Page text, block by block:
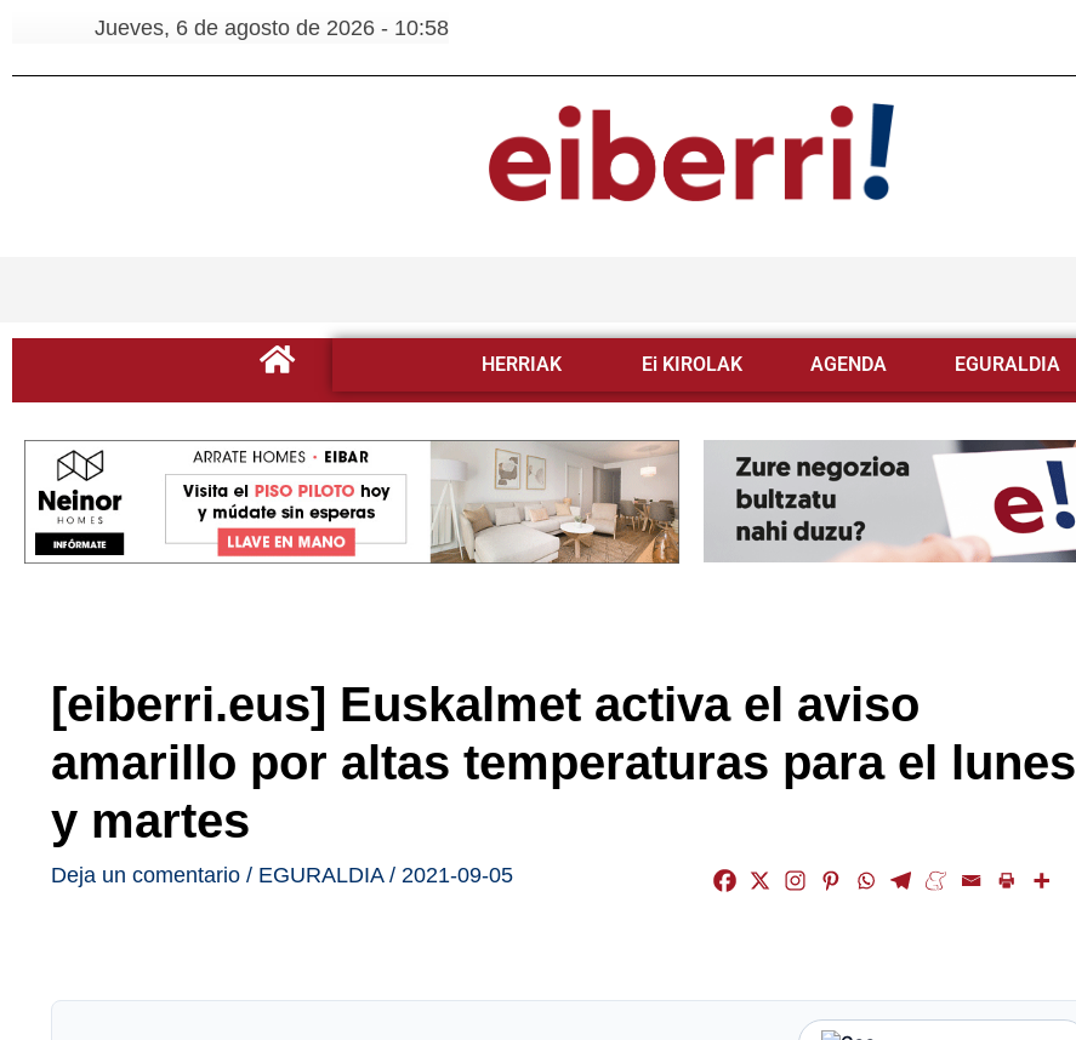
Jueves, 6 de agosto de 2026 - 10:58
HERRIAK Ei KIROLAK AGENDA EGURALDIA
[eiberri.eus] Euskalmet activa el aviso
amarillo por altas temperaturas para el lunes
y martes
Deja un comentario / EGURALDIA/ 2021-09-05